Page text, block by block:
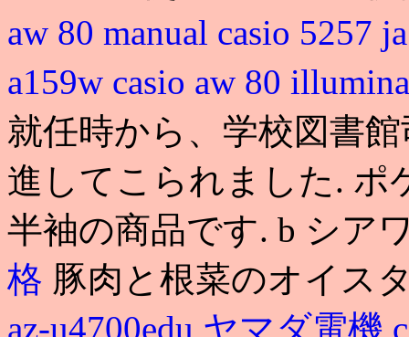
aw 80 manual casio 5257
a159w casio aw 80
就任時から、学校図書
進してこられました. ポ
半袖の商品です. b シア
格 豚肉と根菜のオイス
az-u4700edu ヤマダ電機